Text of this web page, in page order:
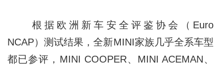
根据欧洲新车安全评鉴协会（Euro
NCAP）测试结果，全新MINI家族几乎全系车型
都已参评，MINI COOPER、MINI ACEMAN、